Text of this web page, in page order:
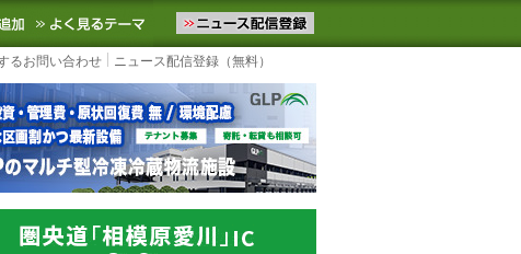
ニュースをお届けします。物流ニュースメール配信を登録す
お気に入りに追加 よく見るテーマ
るお問い合わせ ニュース配信登録（無料）